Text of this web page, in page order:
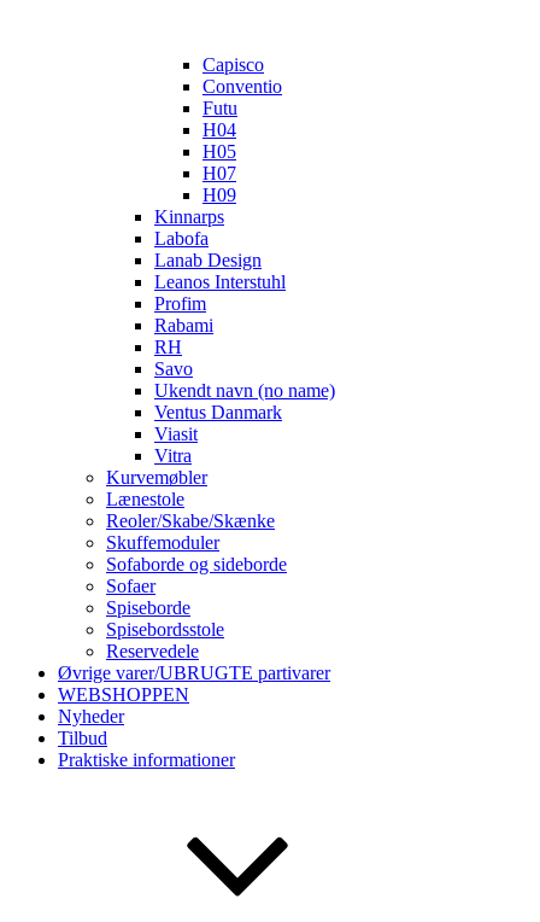
Capisco
Conventio
Futu
H04
H05
H07
H09
Kinnarps
Labofa
Lanab Design
Leanos Interstuhl
Profim
Rabami
RH
Savo
Ukendt navn (no name)
Ventus Danmark
Viasit
Vitra
Kurvemøbler
Lænestole
Reoler/Skabe/Skænke
Skuffemoduler
Sofaborde og sideborde
Sofaer
Spiseborde
Spisebordsstole
Reservedele
Øvrige varer/UBRUGTE partivarer
WEBSHOPPEN
Nyheder
Tilbud
Praktiske informationer